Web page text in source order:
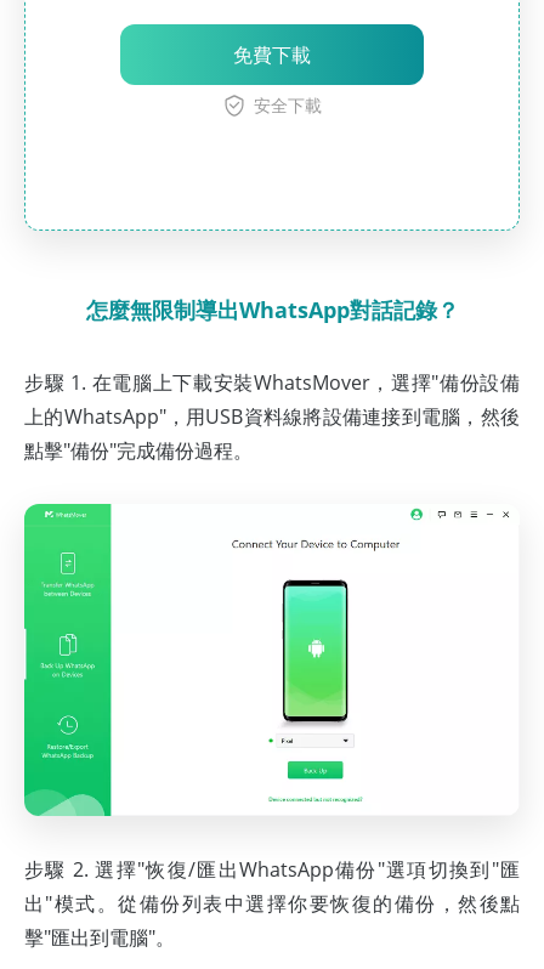
免費下載
安全下載
怎麼無限制導出WhatsApp對話記錄？
步驟 1. 在電腦上下載安裝WhatsMover，選擇"備份設備
上的WhatsApp"，用USB資料線將設備連接到電腦，然後
點擊"備份"完成備份過程。
步驟 2. 選擇"恢復/匯出WhatsApp備份"選項切換到"匯
出"模式。從備份列表中選擇你要恢復的備份，然後點
擊"匯出到電腦"。